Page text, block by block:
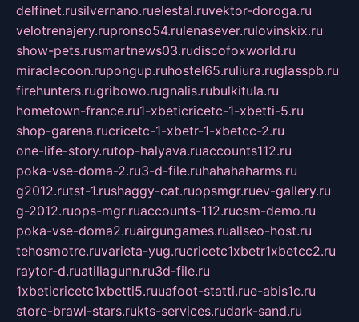
delfinet.rusilvernano.ruelestal.ruvektor-doroga.ru
velotrenajery.rupronso54.rulenasever.rulovinskix.ru
show-pets.rusmartnews03.rudiscofoxworld.ru
miraclecoon.rupongup.ruhostel65.ruliura.ruglasspb.ru
firehunters.rugribowo.rugnalis.rubulkitula.ru
hometown-france.ru1-xbeticricetc-1-xbetti-5.ru
shop-garena.rucricetc-1-xbetr-1-xbetcc-2.ru
one-life-story.rutop-halyava.ruaccounts112.ru
poka-vse-doma-2.ru3-d-file.ruhahahaharms.ru
g2012.rutst-1.rushaggy-cat.ruopsmgr.ruev-gallery.ru
g-2012.ruops-mgr.ruaccounts-112.rucsm-demo.ru
poka-vse-doma2.ruairgungames.ruallseo-host.ru
tehosmotre.ruvarieta-yug.rucricetc1xbetr1xbetcc2.ru
raytor-d.ruatillagunn.ru3d-file.ru
1xbeticricetc1xbetti5.ruuafoot-statti.rue-abis1c.ru
store-brawl-stars.rukts-services.rudark-sand.ru